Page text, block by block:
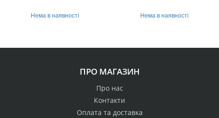
Нема в наявності Нема в наявності
ПРО МАГАЗИН
Про нас
Контакти
Оплата та доставка